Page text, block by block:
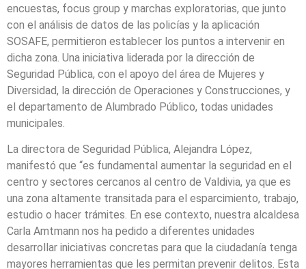
encuestas, focus group y marchas exploratorias, que junto
con el análisis de datos de las policías y la aplicación
SOSAFE, permitieron establecer los puntos a intervenir en
dicha zona. Una iniciativa liderada por la dirección de
Seguridad Pública, con el apoyo del área de Mujeres y
Diversidad, la dirección de Operaciones y Construcciones, y
el departamento de Alumbrado Público, todas unidades
municipales.
La directora de Seguridad Pública, Alejandra López,
manifestó que “es fundamental aumentar la seguridad en el
centro y sectores cercanos al centro de Valdivia, ya que es
una zona altamente transitada para el esparcimiento, trabajo,
estudio o hacer trámites. En ese contexto, nuestra alcaldesa
Carla Amtmann nos ha pedido a diferentes unidades
desarrollar iniciativas concretas para que la ciudadanía tenga
mayores herramientas que les permitan prevenir delitos. Esta